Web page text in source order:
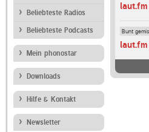
Beliebteste Radios
Beliebteste Podcasts
Mein phonostar
Downloads
Hilfe & Kontakt
Newsletter
Bunt